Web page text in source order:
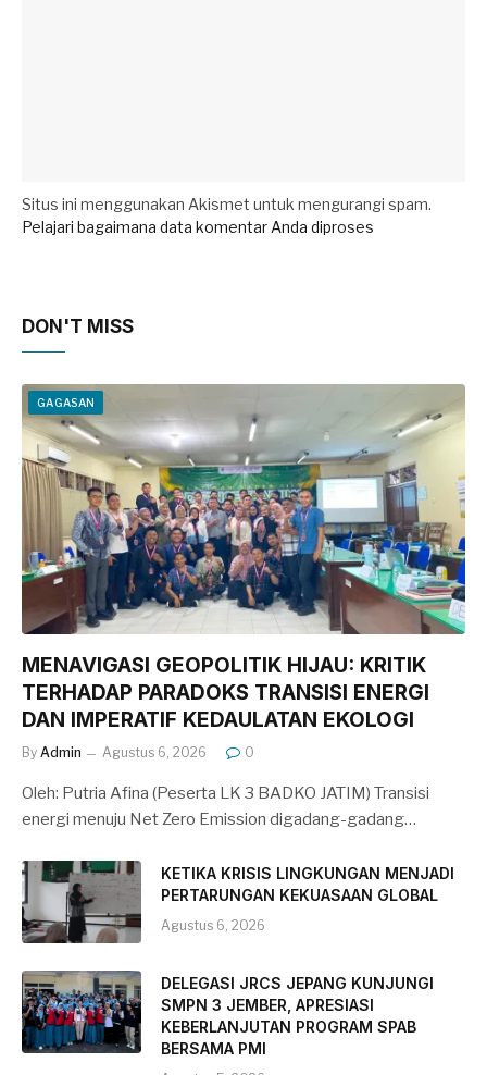
Situs ini menggunakan Akismet untuk mengurangi spam.
Pelajari bagaimana data komentar Anda diproses
DON'T MISS
GAGASAN
MENAVIGASI GEOPOLITIK HIJAU: KRITIK
TERHADAP PARADOKS TRANSISI ENERGI
DAN IMPERATIF KEDAULATAN EKOLOGI
By Admin Agustus 6, 2026 0
Oleh: Putria Afina (Peserta LK 3 BADKO JATIM) Transisi
energi menuju Net Zero Emission digadang-gadang…
KETIKA KRISIS LINGKUNGAN MENJADI
PERTARUNGAN KEKUASAAN GLOBAL
Agustus 6, 2026
DELEGASI JRCS JEPANG KUNJUNGI
SMPN 3 JEMBER, APRESIASI
KEBERLANJUTAN PROGRAM SPAB
BERSAMA PMI